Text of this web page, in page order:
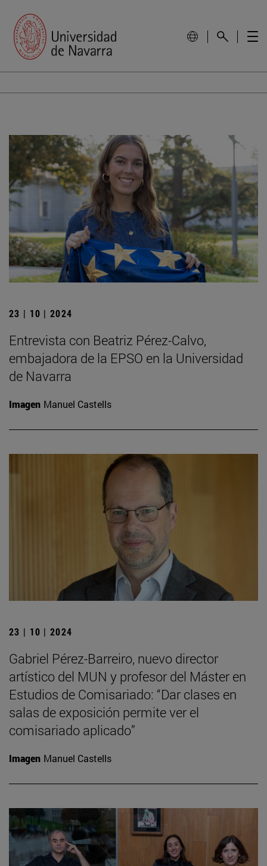
23 | 10 | 2024
Entrevista con Beatriz Pérez-Calvo,
embajadora de la EPSO en la Universidad
de Navarra
Imagen Manuel Castells
23 | 10 | 2024
Gabriel Pérez-Barreiro, nuevo director
artístico del MUN y profesor del Máster en
Estudios de Comisariado: “Dar clases en
salas de exposición permite ver el
comisariado aplicado”
Imagen Manuel Castells